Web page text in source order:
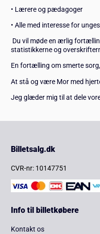
• Lærere og pædagoger
• Alle med interesse for
Du vil møde en ærlig
statistikkerne og
En fortælling om smerte
At stå og være Mor med
Jeg glæder mig til at dele
Billetsalg.dk
CVR-nr: 10147751
Info til billetkøbere
Kontakt os